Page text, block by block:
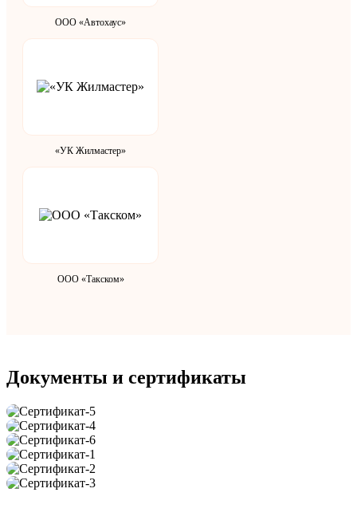
ООО «Автохаус»
«УК Жилмастер»
ООО «Такском»
Документы и сертификаты